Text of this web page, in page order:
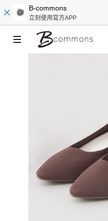
B-commons
立刻使用官方APP